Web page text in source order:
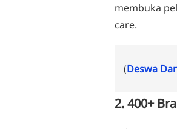
membuka
care.
(Deswa
2. 400+